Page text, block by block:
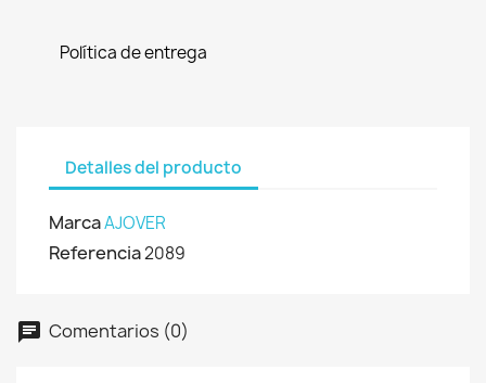
Política de entrega
Detalles del producto
MarcaAJOVER
Referencia2089
Comentarios (0)